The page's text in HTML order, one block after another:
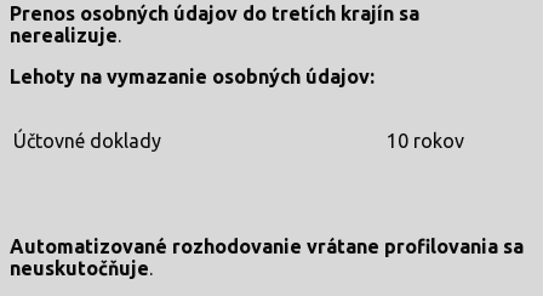
Prenos osobných údajov do tretích krajín sa
nerealizuje.
Lehoty na vymazanie osobných údajov:
Účtovné doklady 10 rokov
Automatizované rozhodovanie vrátane profilovania sa
neuskutočňuje.